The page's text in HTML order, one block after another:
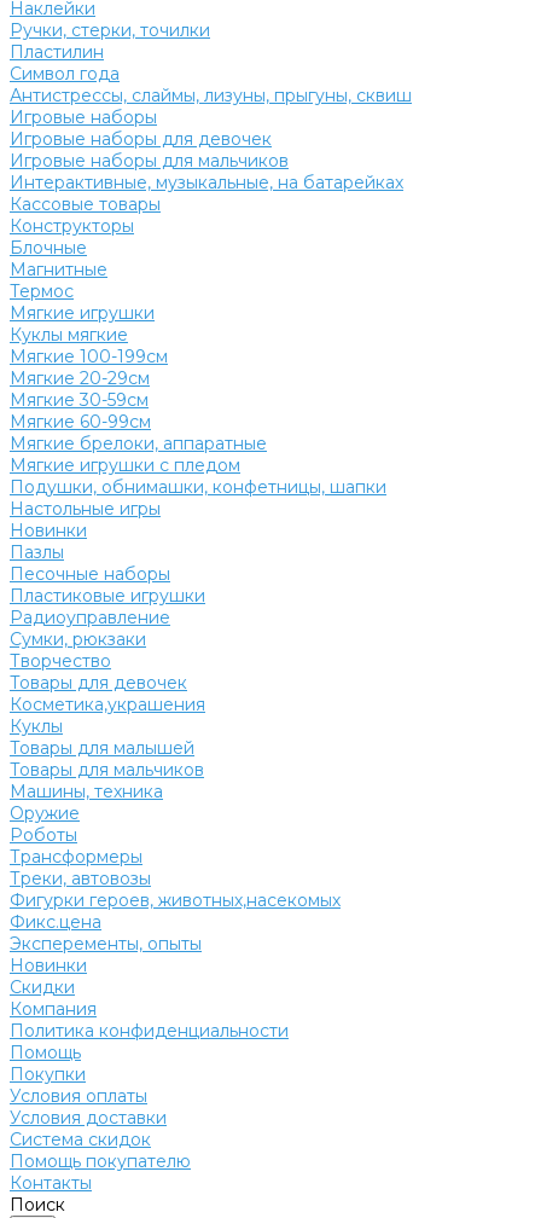
Наклейки
Ручки, стерки, точилки
Пластилин
Символ года
Антистрессы, слаймы, лизуны, прыгуны, сквиш
Игровые наборы
Игровые наборы для девочек
Игровые наборы для мальчиков
Интерактивные, музыкальные, на батарейках
Кассовые товары
Конструкторы
Блочные
Магнитные
Термос
Мягкие игрушки
Куклы мягкие
Мягкие 100-199см
Мягкие 20-29см
Мягкие 30-59см
Мягкие 60-99см
Мягкие брелоки, аппаратные
Мягкие игрушки с пледом
Подушки, обнимашки, конфетницы, шапки
Настольные игры
Новинки
Пазлы
Песочные наборы
Пластиковые игрушки
Радиоуправление
Сумки, рюкзаки
Творчество
Товары для девочек
Косметика,украшения
Куклы
Товары для малышей
Товары для мальчиков
Машины, техника
Оружие
Роботы
Трансформеры
Треки, автовозы
Фигурки героев, животных,насекомых
Фикс.цена
Эксперементы, опыты
Новинки
Скидки
Компания
Политика конфиденциальности
Помощь
Покупки
Условия оплаты
Условия доставки
Система скидок
Помощь покупателю
Контакты
Поиск